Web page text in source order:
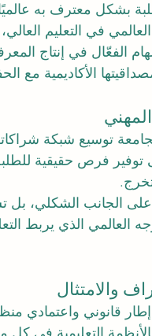
بشكل معترف به عالميًا
في التعليم
الفعّال في إنتاج
الأكاديمية مع
توسيع شبكة
فرص حقيقية
الجانب الشكلي، بل
العالمي الذي يربط
والامتثال
إطار قانوني